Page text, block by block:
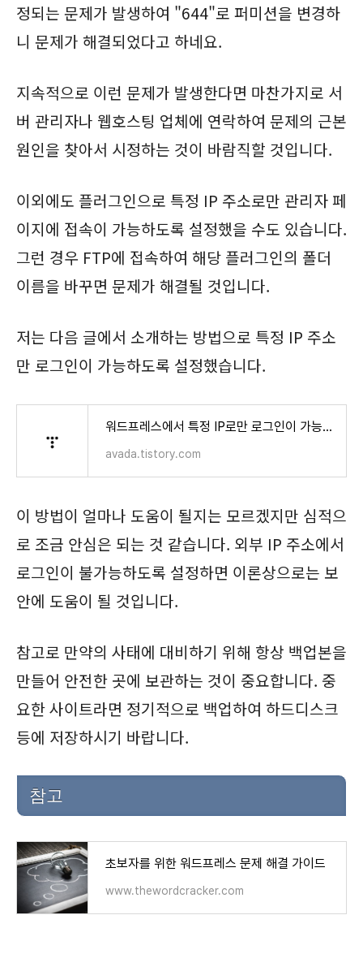
정되는 문제가 발생하여 "644"로 퍼미션을 변경하
니 문제가 해결되었다고 하네요.
지속적으로 이런 문제가 발생한다면 마찬가지로 서
버 관리자나 웹호스팅 업체에 연락하여 문제의 근본
원인을 찾아서 시정하는 것이 바람직할 것입니다.
이외에도 플러그인으로 특정 IP 주소로만 관리자 페
이지에 접속이 가능하도록 설정했을 수도 있습니다.
그런 경우 FTP에 접속하여 해당 플러그인의 폴더
이름을 바꾸면 문제가 해결될 것입니다.
저는 다음 글에서 소개하는 방법으로 특정 IP 주소
만 로그인이 가능하도록 설정했습니다.
워드프레스에서 특정 IP로만 로그인이 가능하도록 설정하기
avada.tistory.com
이 방법이 얼마나 도움이 될지는 모르겠지만 심적으
로 조금 안심은 되는 것 같습니다. 외부 IP 주소에서
로그인이 불가능하도록 설정하면 이론상으로는 보
안에 도움이 될 것입니다.
참고로 만약의 사태에 대비하기 위해 항상 백업본을
만들어 안전한 곳에 보관하는 것이 중요합니다. 중
요한 사이트라면 정기적으로 백업하여 하드디스크
등에 저장하시기 바랍니다.
참고
초보자를 위한 워드프레스 문제 해결 가이드
www.thewordcracker.com